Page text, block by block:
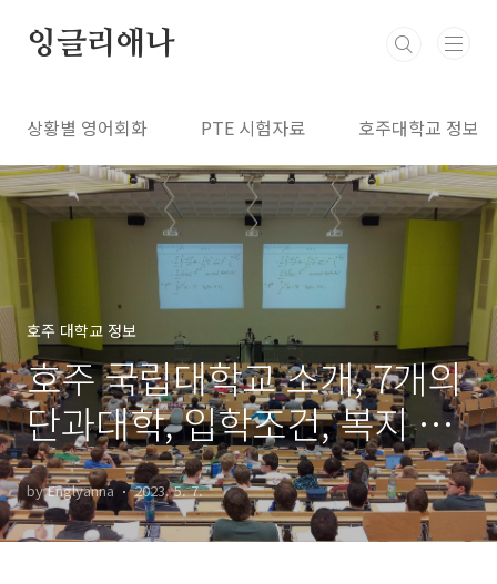
잉글리애나
상황별 영어회화 PTE 시험자료 호주대학교 정보
호주 대학교 정보
호주 국립대학교 소개, 7개의
단과대학, 입학조건, 복지 및
혜택
by Englyanna 2023. 5. 7.